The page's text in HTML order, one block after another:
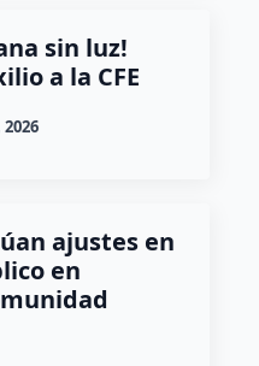
sin luz!
a la CFE
ajustes en
en